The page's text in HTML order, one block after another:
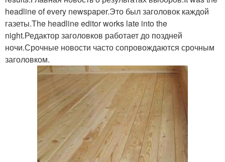
headline of every newspaper.Это был заголовок каждой
газеты.The headline editor works late into the
night.Редактор заголовков работает до поздней
ночи.Срочные новости часто сопровождаются срочным
заголовком.